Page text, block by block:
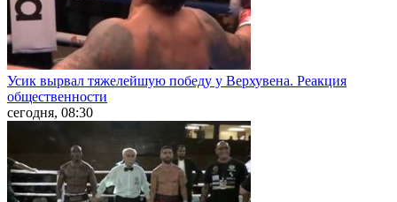
Усик вырвал тяжелейшую победу у Верхувена. Реакция
общественности
сегодня, 08:30